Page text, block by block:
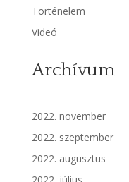
Történelem
Videó
Archívum
2022. november
2022. szeptember
2022. augusztus
2022. július